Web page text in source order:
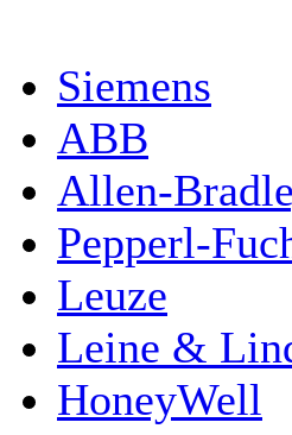
Siemens
ABB
Allen-
Pepperl-
Leuze
Leine &
HoneyWell